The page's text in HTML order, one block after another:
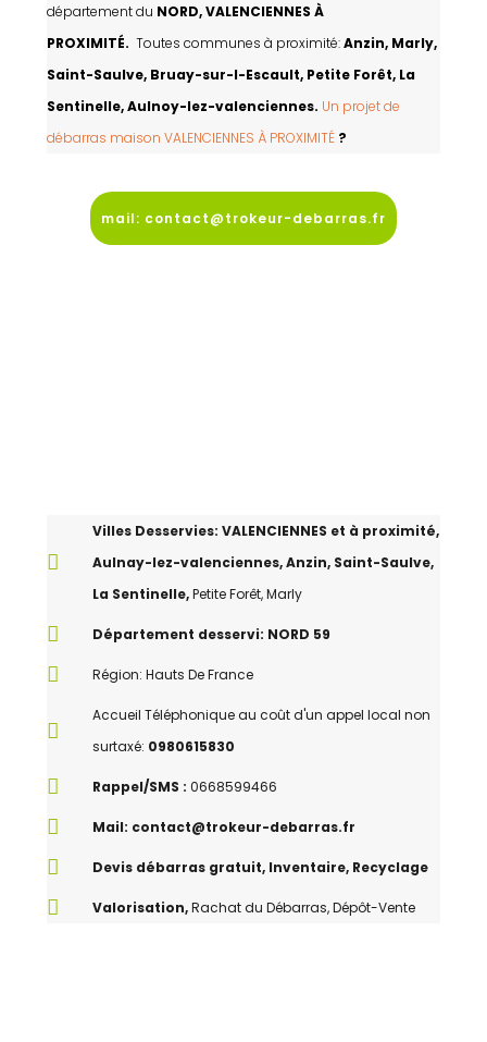
département du NORD, VALENCIENNES À
PROXIMITÉ. Toutes communes à proximité:Anzin, Marly,
Saint-Saulve, Bruay-sur-l-Escault, Petite Forêt, La
Sentinelle, Aulnoy-lez-valenciennes. Un projet de
débarras maison VALENCIENNES À PROXIMITÉ ?
mail: contact@trokeur-debarras.fr
Villes Desservies: VALENCIENNES et à proximité,
Aulnay-lez-valenciennes, Anzin, Saint-Saulve,
La Sentinelle,Petite Forêt, Marly
Département desservi: NORD 59
Région: Hauts De France
Accueil Téléphonique au coût d'un appel local non
surtaxé: 0980615830
Rappel/SMS : 0668599466
Mail: contact@trokeur-debarras.fr
Devis débarras gratuit, Inventaire, Recyclage
Valorisation,Rachat du Débarras, Dépôt-Vente